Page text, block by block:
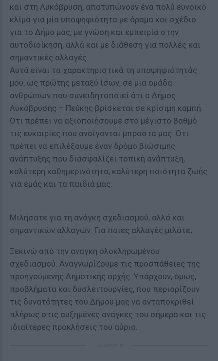
και στη Λυκόβρυση, αποτυπώνουν ένα πολύ ευνοϊκό
κλίμα για μία υποψηφιότητα με όραμα και σχέδιο
για το Δήμο μας, με γνώση και εμπειρία στην
αυτοδιοίκηση, αλλά και με διάθεση για πολλές και
σημαντικές αλλαγές.
Αυτά είναι τα χαρακτηριστικά τη υποψηφιότητάς
μου, ως πρώτης μεταξύ ίσων, σε μια ομάδα
ανθρώπων που συνειδητοποιεί ότι ο Δήμος
Λυκόβρυσης – Πεύκης βρίσκεται σε κρίσιμη καμπή.
Ότι πρέπει να αξιοποιήσουμε στο μέγιστο βαθμό
τις ευκαιρίες που ανοίγονται μπροστά μας. Ότι
πρέπει να επιλέξουμε έναν δρόμο βιώσιμης
ανάπτυξης που διασφαλίζει τοπική ανάπτυξη,
καλύτερη καθημερινότητα, καλύτερη ποιότητα ζωής
για εμάς και τα παιδιά μας.
Μιλήσατε για τη ανάγκη σχεδιασμού, αλλά και
σημαντικών αλλαγών. Για ποιες αλλαγές μιλάτε;
Ξεκινώ από την ανάγκη ολοκληρωμένου
σχεδιασμού. Αναγνωρίζουμε τις προσπάθειες της
προηγούμενης Δημοτικής αρχής. Υπάρχουν, όμως,
προβλήματα και δυσλειτουργίες, που περιορίζουν
τις δυνατότητες του Δήμου μας να ανταποκριθεί
πλήρως στις αυξημένες ανάγκες του σήμερα και τις
ιδιαίτερες προκλήσεις του αύριο.